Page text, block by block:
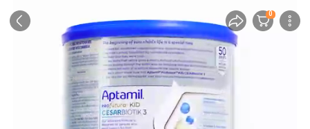
0